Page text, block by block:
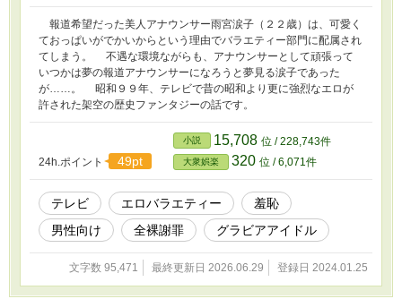
報道希望だった美人アナウンサー雨宮涙子（２２歳）は、可愛く
ておっぱいがでかいからという理由でバラエティー部門に配属され
てしまう。 不遇な環境ながらも、アナウンサーとして頑張って
いつかは夢の報道アナウンサーになろうと夢見る涙子であった
が……。 昭和９９年、テレビで昔の昭和より更に強烈なエロが
許された架空の歴史ファンタジーの話です。
24h.ポイント 49pt
小説 15,708 位 / 228,743件
大衆娯楽 320 位 / 6,071件
テレビ エロバラエティー
羞恥
男性向け
全裸謝罪 グラビアアイドル
文字数 95,471 最終更新日 2026.06.29 登録日 2024.01.25